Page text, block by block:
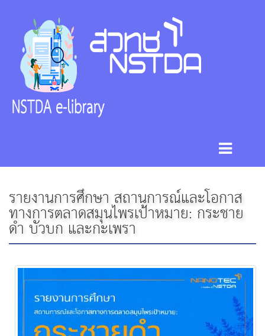
รายงานการศึกษา สถานการณ์และโอกาส
ทางการตลาดสมุนไพรเป้าหมาย: กระชาย
ดำ บัวบก และกะเพรา